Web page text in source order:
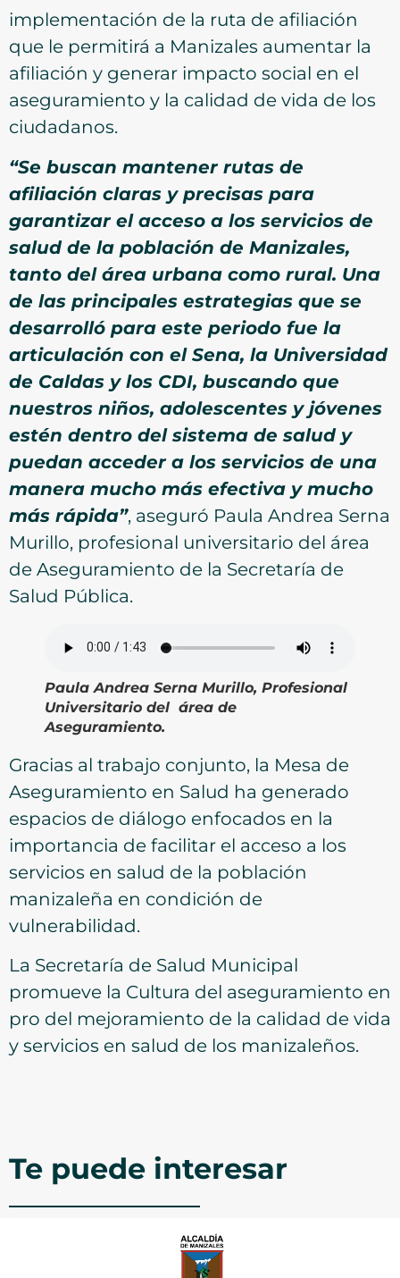
implementación de la ruta de afiliación
que le permitirá a Manizales aumentar la
afiliación y generar impacto social en el
aseguramiento y la calidad de vida de los
ciudadanos.
“Se buscan mantener rutas de
afiliación claras y precisas para
garantizar el acceso a los servicios de
salud de la población de Manizales,
tanto del área urbana como rural. Una
de las principales estrategias que se
desarrolló para este periodo fue la
articulación con el Sena, la Universidad
de Caldas y los CDI, buscando que
nuestros niños, adolescentes y jóvenes
estén dentro del sistema de salud y
puedan acceder a los servicios de una
manera mucho más efectiva y mucho
más rápida”, aseguró Paula Andrea Serna
Murillo, profesional universitario del área
de Aseguramiento de la Secretaría de
Salud Pública.
Paula Andrea Serna Murillo, Profesional
Universitario del área de
Aseguramiento.
Gracias al trabajo conjunto, la Mesa de
Aseguramiento en Salud ha generado
espacios de diálogo enfocados en la
importancia de facilitar el acceso a los
servicios en salud de la población
manizaleña en condición de
vulnerabilidad.
La Secretaría de Salud Municipal
promueve la Cultura del aseguramiento en
pro del mejoramiento de la calidad de vida
y servicios en salud de los manizaleños.
Te puede interesar